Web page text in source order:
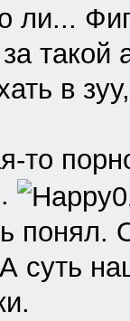
ли...
в
то
понял.
суть